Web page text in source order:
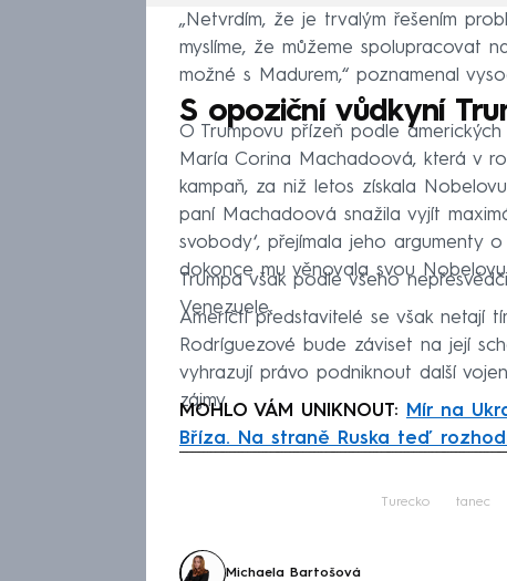
„Netvrdím, že je trvalým řešením
myslíme, že můžeme spolupracovat
možné s Madurem,“ poznamenal
S opoziční vůdkyní
O Trumpovu přízeň podle
María Corina Machadoová, která v
kampaň, za niž letos získala
paní Machadoová snažila vyjít
svobody‘, přejímala jeho argumenty
dokonce mu věnovala svou
Trumpa však podle všeho
Venezuele.
Američtí představitelé se však netají
Rodríguezové bude záviset na její
vyhrazují právo podniknout další
zájmy.
MOHLO VÁM UNIKNOUT:
Mír na
Bříza. Na straně Ruska teď
Turecko tanec
Michaela Bartošová